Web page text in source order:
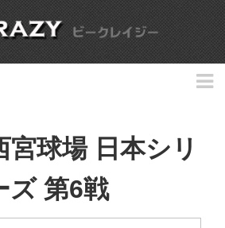
宮球場 日本シリ
ズ 第6戦